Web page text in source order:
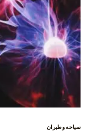
سياحه وطيران